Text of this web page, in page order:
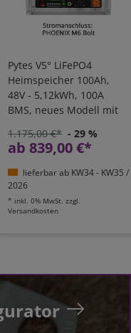
Pytes V5° LiFePO4
Heimspeicher 100Ah,
48V - 5,12kWh, 100A
BMS, neues Modell mit
1.175,00 €* - 29 %
ab 839,00 €*
lieferbar ab KW34 - KW35 /
2026
* inkl. 0% MwSt. zzgl.
Versandkosten